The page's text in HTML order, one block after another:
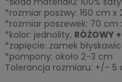
*rozmiar poszwy: 160 cm x
*rozmiar poszewek: 70 cm
*kolor: jednolity, RÓŻOWY
*zapięcie: zamek
*pompony: około 2-3 cm
Tolerancja rozmiaru: +/- 5